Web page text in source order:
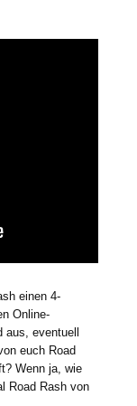
einen 4-
Online-
aus, eventuell
euch Road
Wenn ja, wie
Road Rash von